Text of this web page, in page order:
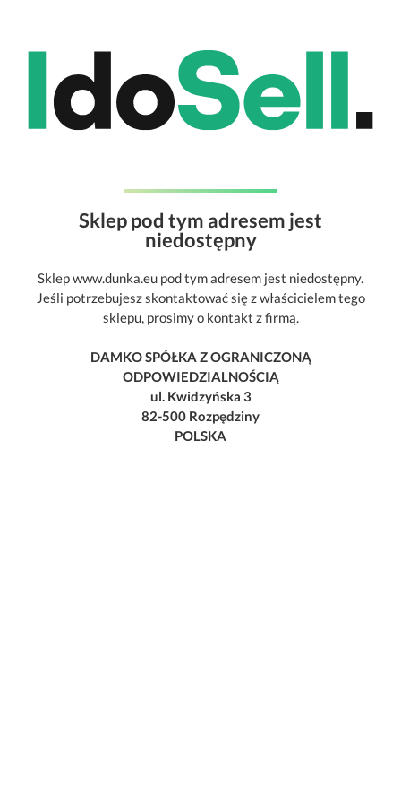
Sklep pod tym adresem jest
niedostępny
Sklep www.dunka.eu pod tym adresem jest niedostępny.
Jeśli potrzebujesz skontaktować się z właścicielem tego
sklepu, prosimy o kontakt z firmą.
DAMKO SPÓŁKA Z OGRANICZONĄ
ODPOWIEDZIALNOŚCIĄ
ul. Kwidzyńska 3
82-500 Rozpędziny
POLSKA